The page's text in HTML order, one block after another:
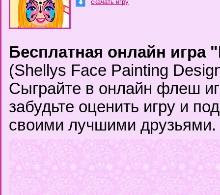
скачать игру
Бесплатная онлайн игра
(Shellys Face Painting
Сыграйте в онлайн флеш
забудьте оценить игру и
своими лучшими друзьями.